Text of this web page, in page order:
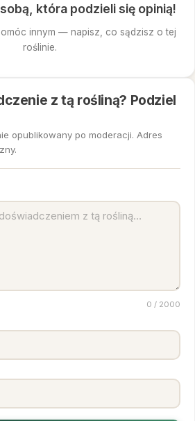
która podzieli się opinią!
innym — napisz, co sądzisz o tej
roślinie.
z tą rośliną? Podziel
opublikowany po moderacji. Adres
0 / 2000